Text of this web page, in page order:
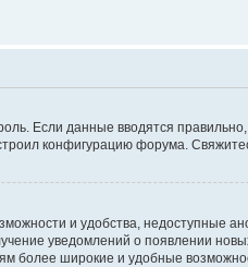
Если данные вводятся
конфигурацию форума.
и удобства, недоступные
уведомлений о появлении
более широкие и удобные